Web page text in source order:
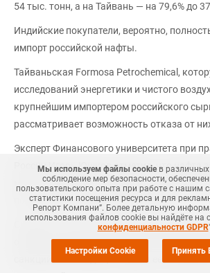
54 тыс. тонн, а на Тайвань — на 79,6% до
Индийские покупатели, вероятно,
импорт российской нафты.
Тайваньская Formosa Petrochemical,
исследований энергетики и чистого
крупнейшим импортером российского
рассматривает возможность отказа от
Эксперт Финансового университета при
России Игорь Юшков отметил, что нафта
место в структуре экспорта российских
после дизельного топлива и мазута.
Снижение экспорта нефтепродуктов
общего сокращения закупок российской
санкций США Индия, ставшая ее основным
Мы используем файлы cookie в
соблюдение мер безопасности,
пользовательского опыта при работе с нашим
статистики посещения ресурса и для
Репорт Компани”. Более детальную
использования файлов cookie вы найдёте на
конфиденциальности GDPR
Настройки Cookie Принять